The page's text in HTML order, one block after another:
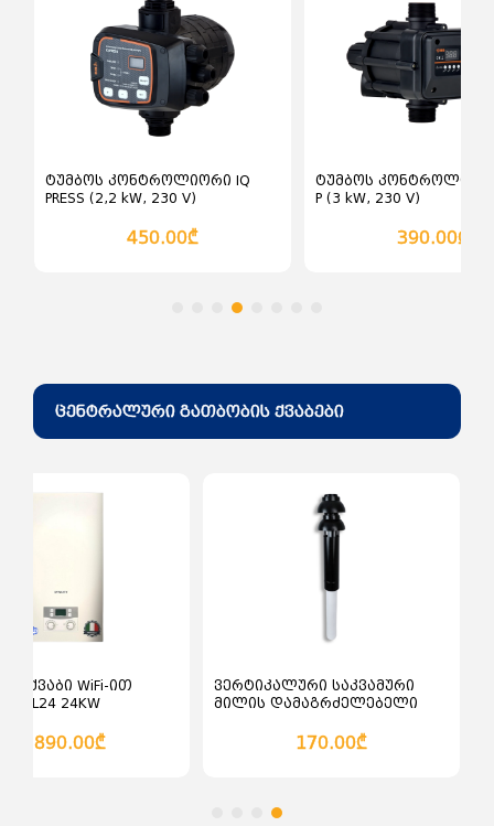
ცირკული ხერხი
სხვადასხვა ელექტრო ინსტრუმენტები
ძაბვის ჩამრთველები და
ღილაკები ინდუსტრიული
ჩამრთველ გამომრთველები
ძაბვის მცველები
დროსელი ელექტრონული
როზეტი (შტეფცელი)
როზეტები და ჩამრთველები
ინდუსტრიული
დროსელი ელექტრო
ტუმბოს კონტროლიორი IQ
PRESS (2,2 kW, 230 V)
450.00₾
ტუმბოს კონტროლიორი
P (3 kW, 230 V)
390.00₾
ცენტრალური გათბობის ქვაბები
ქვაბი WiFi-ით
DL24 24KW
1,890.00₾
ვერტიკალური საკვამური
მილის დამაგრძელებელი
170.00₾